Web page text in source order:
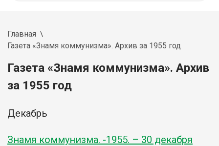
Главная
Газета «Знамя коммунизма». Архив за 1955 год
Газета «Знамя коммунизма». Архив
за 1955 год
Декабрь
Знамя коммунизма. -1955. – 30 декабря